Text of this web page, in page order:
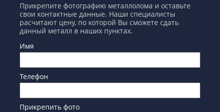
Прикрепите фотографию металлолома и оставьте
свои контактные данные. Наши специалисты
расчитают цену, по которой Вы сможете сдать
данный металл в наших пунктах.
Имя
Телефон
Прикрепить фото